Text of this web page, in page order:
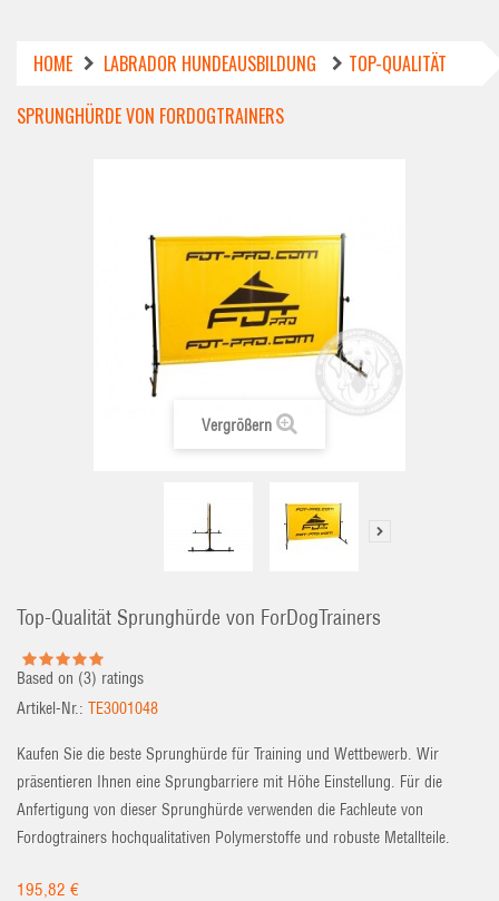
HOME LABRADOR HUNDEAUSBILDUNG
TOP-QUALITÄT
SPRUNGHÜRDE VON FORDOGTRAINERS
Vergrößern
Top-Qualität Sprunghürde von ForDogTrainers
Based on (3) ratings
Artikel-Nr.: TE3001048
Kaufen Sie die beste Sprunghürde für Training und Wettbewerb. Wir
präsentieren Ihnen eine Sprungbarriere mit Höhe Einstellung. Für die
Anfertigung von dieser Sprunghürde verwenden die Fachleute von
Fordogtrainers hochqualitativen Polymerstoffe und robuste Metallteile.
195,82 €